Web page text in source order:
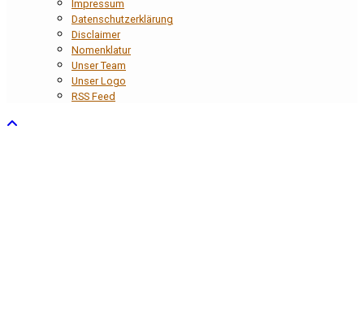
Impressum
Datenschutzerklärung
Disclaimer
Nomenklatur
Unser Team
Unser Logo
RSS Feed